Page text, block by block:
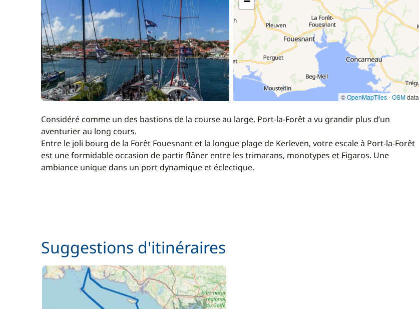
©OpenMapTiles-OSMdata
Considéré comme un des bastions de la course au large, Port-la-Forêt a vu grandir plus d’un
aventurier au long cours.
Entre le joli bourg de la Forêt Fouesnant et la longue plage de Kerleven, votre escale à Port-la-Forêt
est une formidable occasion de partir flâner entre les trimarans, monotypes et Figaros. Une
ambiance unique dans un port dynamique et éclectique.
Suggestions d'itinéraires